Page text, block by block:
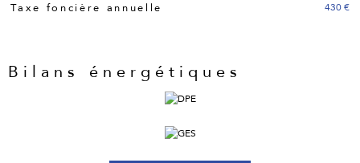
Taxe foncière annuelle 430 €
Bilans énergétiques